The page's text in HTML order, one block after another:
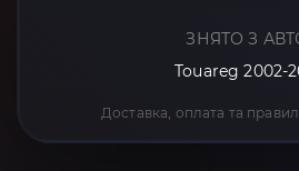
ЗНЯТО З
Touareg 2002-
Доставка, оплата та